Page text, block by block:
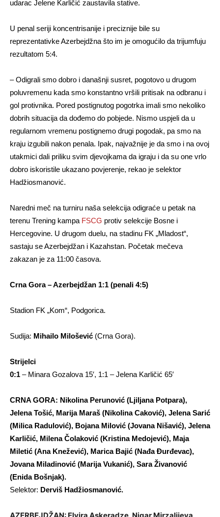
udarac Jelene Karličić zaustavila stative.
U penal seriji koncentrisanije i preciznije bile su
reprezentativke Azerbejdžna što im je omogućilo da trijumfuju
rezultatom 5:4.
– Odigrali smo dobro i današnji susret, pogotovo u drugom
poluvremenu kada smo konstantno vršili pritisak na odbranu i
gol protivnika. Pored postignutog pogotrka imali smo nekoliko
dobrih situacija da dođemo do pobjede. Nismo uspjeli da u
regularnom vremenu postignemo drugi pogodak, pa smo na
kraju izgubili nakon penala. Ipak, najvažnije je da smo i na ovoj
utakmici dali priliku svim djevojkama da igraju i da su one vrlo
dobro iskoristile ukazano povjerenje, rekao je selektor
Hadžiosmanović.
Naredni meč na turniru naša selekcija odigraće u petak na
terenu Trening kampa FSCG protiv selekcije Bosne i
Hercegovine. U drugom duelu, na stadinu FK „Mladost“,
sastaju se Azerbejdžan i Kazahstan. Početak mečeva
zakazan je za 11:00 časova.
Crna Gora – Azerbejdžan 1:1 (penali 4:5)
Stadion FK „Kom“, Podgorica.
Sudija: Mihailo Milošević (Crna Gora).
Strijelci
0:1 – Minara Gozalova 15′, 1:1 – Jelena Karličić 65′
CRNA GORA: Nikolina Perunović (Ljiljana Potpara),
Jelena Tošić, Marija Maraš (Nikolina Caković), Jelena Sarić
(Milica Radulović), Bojana Milović (Jovana Nišavić), Jelena
Karličić, Milena Čolaković (Kristina Medojević), Maja
Miletić (Ana Knežević), Marica Bajić (Nađa Đurđevac),
Jovana Miladinović (Marija Vukanić), Sara Živanović
(Enida Bošnjak).
Selektor: Derviš Hadžiosmanović.